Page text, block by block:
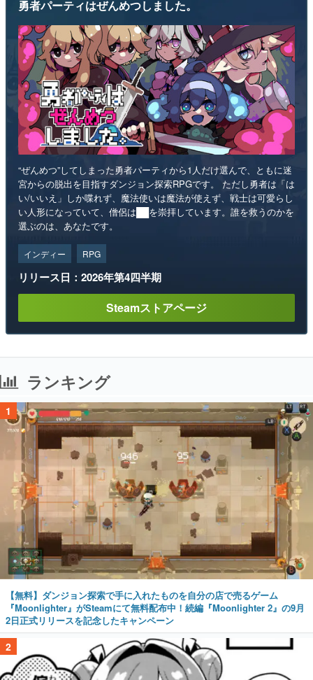
勇者パーティはぜんめつしました。
“ぜんめつ”してしまった勇者パーティから1人だけ選んで、ともに迷
宮からの脱出を目指すダンジョン探索RPGです。 ただし勇者は「は
い/いいえ」しか喋れず、魔法使いは魔法が使えず、戦士は可愛らし
い人形になっていて、僧侶は██を崇拝しています。誰を救うのかを
選ぶのは、あなたです。
インディー RPG
リリース日：2026年第4四半期
Steamストアページ
ランキング
1
【無料】ダンジョン探索で手に入れたものを自分の店で売るゲーム
『Moonlighter』がSteamにて無料配布中！続編『Moonlighter 2』の9月
2日正式リリースを記念したキャンペーン
2